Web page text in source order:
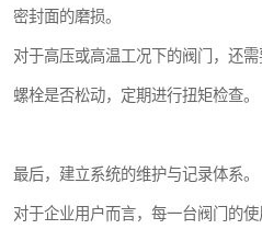
密封面的磨损。
对于高压或高温工况下的阀门，还
螺栓是否松动，定期进行扭矩检查。
最后，建立系统的维护与记录体系。
对于企业用户而言，每一台阀门的